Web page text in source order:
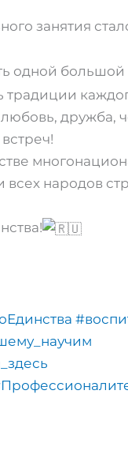
занятия
одной большой
традиции
дружба,
всех народов